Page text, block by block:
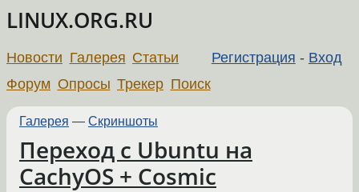
LINUX.ORG.RU
Регистрация - Вход
Новости Галерея Статьи
Форум Опросы Трекер Поиск
Галерея — Скриншоты
Переход с Ubuntu на
CachyOS + Cosmic